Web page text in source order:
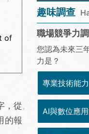
of
，從
的報
趣味調查
職場競爭力
您認為未來三
力是？
專業技術能力
AI與數位應